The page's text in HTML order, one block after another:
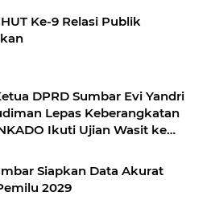
DPRD Sumbar Evi Yandri
Keberangkatan
Ujian Wasit ke
Siapkan Data Akurat
2029